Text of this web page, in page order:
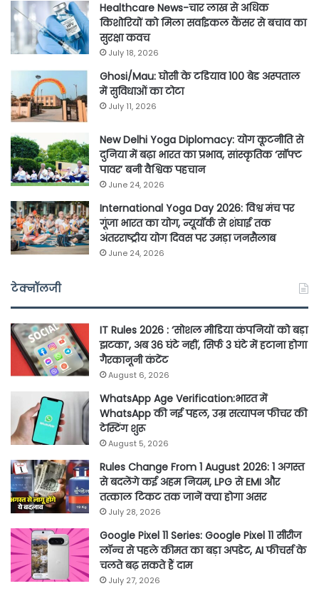
Healthcare News-चार लाख से अधिक
किशोरियों को मिला सर्वाइकल कैंसर से बचाव का
सुरक्षा कवच
July 18, 2026
Ghosi/Mau: घोसी के टडियाव 100 बेड अस्पताल
में सुविधाओं का टोटा
July 11, 2026
New Delhi Yoga Diplomacy: योग कूटनीति से
दुनिया में बढ़ा भारत का प्रभाव, सांस्कृतिक ‘सॉफ्ट
पावर’ बनी वैश्विक पहचान
June 24, 2026
International Yoga Day 2026: विश्व मंच पर
गूंजा भारत का योग, न्यूयॉर्क से शंघाई तक
अंतरराष्ट्रीय योग दिवस पर उमड़ा जनसैलाब
June 24, 2026
टेक्नॉलजी
IT Rules 2026 : ‘सोशल मीडिया कंपनियों को बड़ा
झटका’, अब 36 घंटे नहीं, सिर्फ 3 घंटे में हटाना होगा
गैरकानूनी कंटेंट
August 6, 2026
WhatsApp Age Verification:भारत में
WhatsApp की नई पहल, उम्र सत्यापन फीचर की
टेस्टिंग शुरू
August 5, 2026
Rules Change From 1 August 2026: 1 अगस्त
से बदलेंगे कई अहम नियम, LPG से EMI और
तत्काल टिकट तक जानें क्या होगा असर
July 28, 2026
Google Pixel 11 Series: Google Pixel 11 सीरीज
लॉन्च से पहले कीमत का बड़ा अपडेट, AI फीचर्स के
चलते बढ़ सकते हैं दाम
July 27, 2026